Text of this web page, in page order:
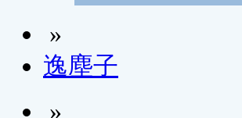
»
逸塵子
»